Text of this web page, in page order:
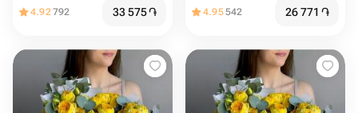
4.92792 33 575֏ 4.95542 26 771 ֏